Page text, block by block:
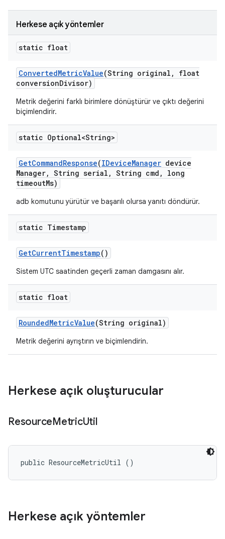
Herkese açık yöntemler
static float
ConvertedMetricValue(String original ,
float
conversionDivisor)
Metrik değerini farklı birimlere dönüştürür ve çıktı değerini
biçimlendirir.
static Optional<String>
GetCommandResponse(IDeviceManager device
Manager, String serial , String cmd ,
long
timeoutMs)
adb komutunu yürütür ve başarılı olursa yanıtı döndürür.
static Timestamp
GetCurrentTimestamp()
Sistem UTC saatinden geçerli zaman damgasını alır.
static float
RoundedMetricValue(String original)
Metrik değerini ayrıştırın ve biçimlendirin.
Herkese açık oluşturucular
ResourceMetricUtil
public ResourceMetricUtil ()
Herkese açık yöntemler